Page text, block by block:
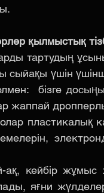
қылмыстық
тартудың
сыйақы үшін
бізге
жаппай
пластикалық
ақ, кейбір жұмыс
яғни